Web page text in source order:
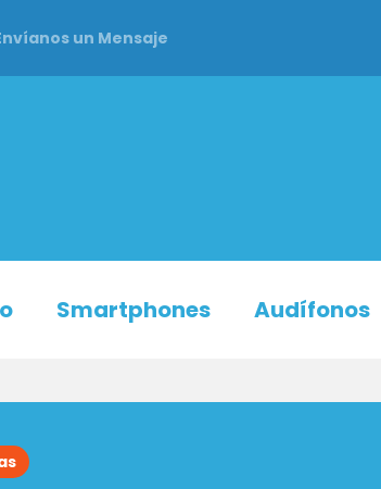
un Mensaje
Smartphones Audífonos